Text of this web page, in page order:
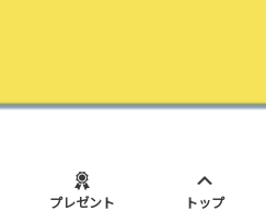
プレゼント トップ